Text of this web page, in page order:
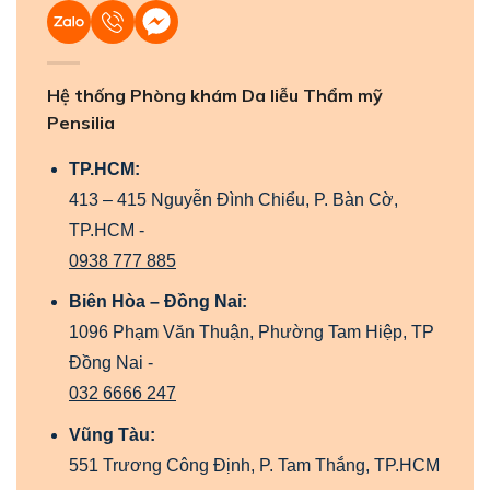
Hệ thống Phòng khám Da liễu Thẩm mỹ
Pensilia
TP.HCM:
413 – 415 Nguyễn Đình Chiểu, P. Bàn Cờ,
TP.HCM -
0938 777 885
Biên Hòa – Đồng Nai:
1096 Phạm Văn Thuận, Phường Tam Hiệp, TP
Đồng Nai -
032 6666 247
Vũng Tàu:
551 Trương Công Định, P. Tam Thắng, TP.HCM